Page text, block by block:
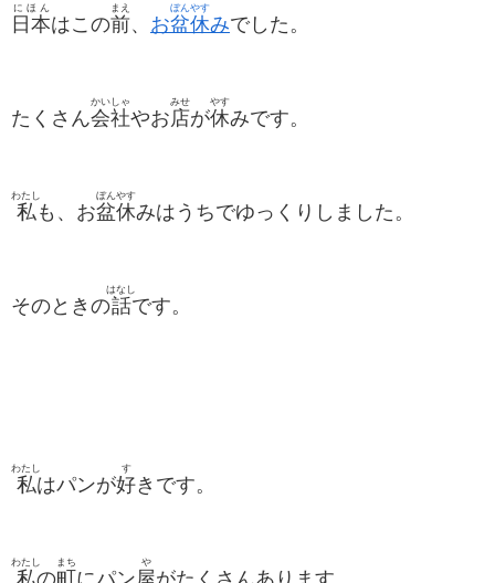
日本
にほん
はこの前
まえ
、 お盆
ぼん
休
やす
みでした。
たくさん会社
かいしゃ
やお店
みせ
が休
やす
みです。
私
わたし
も、お盆
ぼん
休
やす
みはうちでゆっくりしました。
そのときの話
はなし
です。
私
わたし
はパンが好
す
きです。
私
わたし
の町
まち
にパン屋
や
がたくさんあります。